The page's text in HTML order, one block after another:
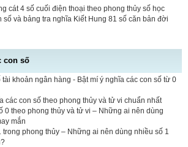
cát 4 số cuối điện thoại theo phong thủy số học
số và bảng tra nghĩa Kiết Hung 81 số căn bản đời
con số
khoản ngân hàng - Bật mí ý nghĩa các con số từ 0
các con số theo phong thủy và tử vi chuẩn nhất
0 theo phong thủy và tử vi – Những ai nên dùng
mắn
trong phong thủy – Những ai nên dùng nhiều số 1